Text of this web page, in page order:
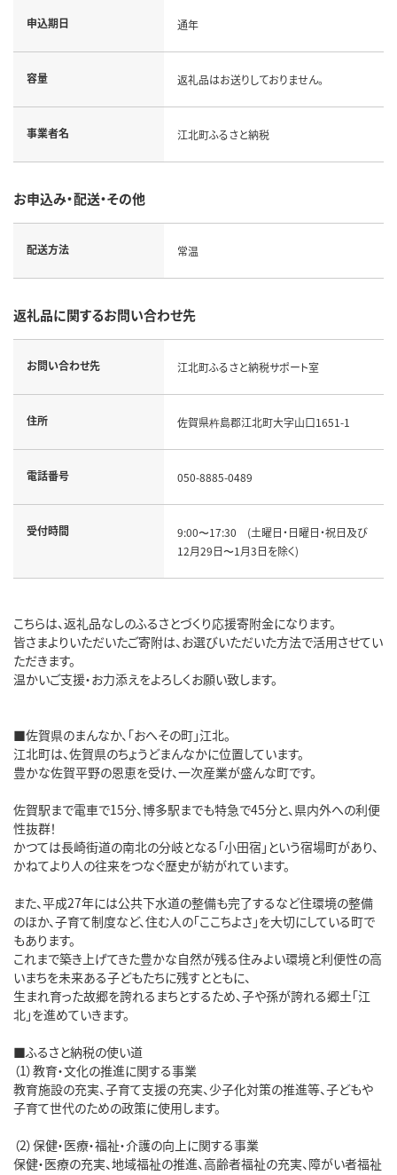
申込期日 通年
容量 返礼品はお送りしておりません。
事業者名 江北町ふるさと納税
お申込み・配送・その他
配送方法 常温
返礼品に関するお問い合わせ先
お問い合わせ先 江北町ふるさと納税サポート室
住所 佐賀県杵島郡江北町大字山口1651-1
電話番号 050-8885-0489
受付時間
9:00〜17:30 (土曜日・日曜日・祝日及び
12月29日〜1月3日を除く)
こちらは、返礼品なしのふるさとづくり応援寄附金になります。
皆さまよりいただいたご寄附は、お選びいただいた方法で活用させてい
ただきます。
温かいご支援・お力添えをよろしくお願い致します。
■佐賀県のまんなか、「おへその町」江北。
江北町は、佐賀県のちょうどまんなかに位置しています。
豊かな佐賀平野の恩恵を受け、一次産業が盛んな町です。
佐賀駅まで電車で15分、博多駅までも特急で45分と、県内外への利便
性抜群！
かつては長崎街道の南北の分岐となる「小田宿」という宿場町があり、
かねてより人の往来をつなぐ歴史が紡がれています。
また、平成27年には公共下水道の整備も完了するなど住環境の整備
のほか、子育て制度など、住む人の「ここちよさ」を大切にしている町で
もあります。
これまで築き上げてきた豊かな自然が残る住みよい環境と利便性の高
いまちを未来ある子どもたちに残すとともに、
生まれ育った故郷を誇れるまちとするため、子や孫が誇れる郷土「江
北」を進めていきます。
■ふるさと納税の使い道
（1）教育・文化の推進に関する事業
教育施設の充実、子育て支援の充実、少子化対策の推進等、子どもや
子育て世代のための政策に使用します。
（2）保健・医療・福祉・介護の向上に関する事業
保健・医療の充実、地域福祉の推進、高齢者福祉の充実、障がい者福祉